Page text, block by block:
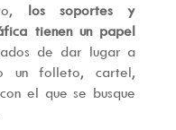
los soportes y
tienen un papel
de dar lugar a
un folleto, cartel,
el que se busque